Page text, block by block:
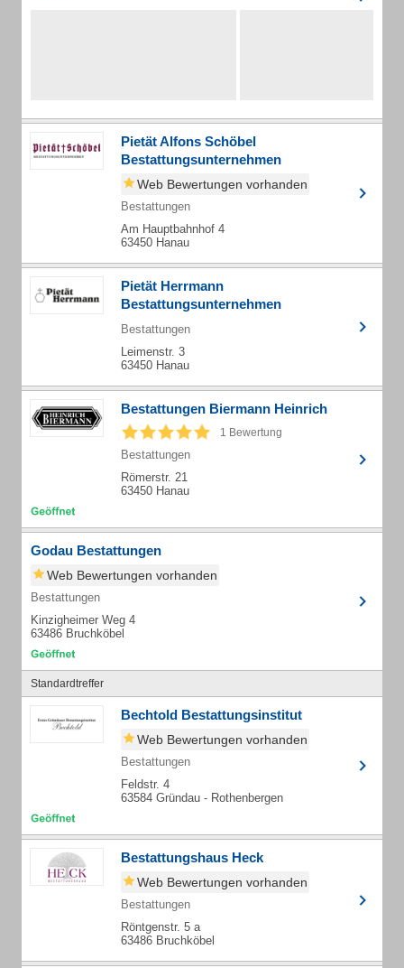
Pietät Alfons Schöbel
Bestattungsunternehmen
Web Bewertungen vorhanden
Bestattungen
Am Hauptbahnhof 4
63450 Hanau
Pietät Herrmann
Bestattungsunternehmen
Bestattungen
Leimenstr. 3
63450 Hanau
Bestattungen Biermann Heinrich
1 Bewertung
Bestattungen
Römerstr. 21
63450 Hanau
Godau Bestattungen
Web Bewertungen vorhanden
Bestattungen
Kinzigheimer Weg 4
63486 Bruchköbel
Standardtreffer
Bechtold Bestattungsinstitut
Web Bewertungen vorhanden
Bestattungen
Feldstr. 4
63584 Gründau - Rothenbergen
Bestattungshaus Heck
Web Bewertungen vorhanden
Bestattungen
Röntgenstr. 5 a
63486 Bruchköbel